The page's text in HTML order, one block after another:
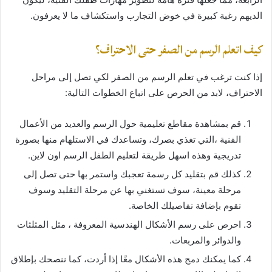
الديهم رغبة كبيرة في خوض التجارب واستكشاف ما لا يعرفون.
كيف اتعلم الرسم من الصفر حتى الاحتراف؟
إذا كنت ترغب في تعلم الرسم من الصفر لكي تصل إلى مراحل
الاحتراف، لابد من الحرص على اتباع الخطوات التالية:
قم بمشاهدة مقاطع تعليمية حول الرسم والعديد من الأعمال
الفنية ،التي تغذي بصرك، وتساعدك في الاستلهام منها بصورة
تدريجية وهذه اسهل طريقة لتعليم الطفل الرسم اون لاين.
كذلك قم بتقليد كل رسمة تعجبك واستمر بها حتى تصل إلى
مرحلة معينة، سوف تستغني بها عن مرحلة التقليد وسوف
تقوم بإضافة تفاصيلك الخاصة.
احرص على رسم الأشكال الهندسية المعروفة ، مثل المثلثات
والدوائر والمربعات.
كما يمكنك دمج هذه الأشكال معًا إذا أردت، كما ننصحك بإطلاق